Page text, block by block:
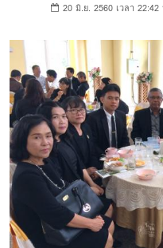
20 มิ.ย. 2560 เวลา 22:42